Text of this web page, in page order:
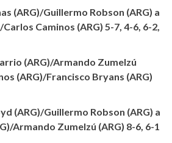
Guillermo Robson (ARG) a
Caminos (ARG) 5-7, 4-6, 6-2,
(ARG)/Armando Zumelzú
(ARG)/Francisco Bryans (ARG)
Guillermo Robson (ARG) a
Armando Zumelzú (ARG) 8-6, 6-1